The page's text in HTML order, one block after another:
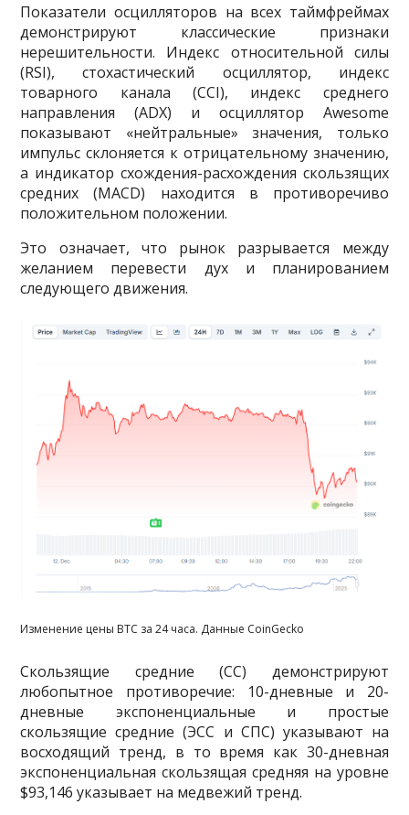
Показатели осцилляторов на всех таймфреймах
демонстрируют классические признаки
нерешительности. Индекс относительной силы
(RSI), стохастический осциллятор, индекс
товарного канала (CCI), индекс среднего
направления (ADX) и осциллятор Awesome
показывают «нейтральные» значения, только
импульс склоняется к отрицательному значению,
а индикатор схождения-расхождения скользящих
средних (MACD) находится в противоречиво
положительном положении.
Это означает, что рынок разрывается между
желанием перевести дух и планированием
следующего движения.
Изменение цены BTC за 24 часа. Данные CoinGecko
Скользящие средние (СС) демонстрируют
любопытное противоречие: 10-дневные и 20-
дневные экспоненциальные и простые
скользящие средние (ЭСС и СПС) указывают на
восходящий тренд, в то время как 30-дневная
экспоненциальная скользящая средняя на уровне
$93,146 указывает на медвежий тренд.